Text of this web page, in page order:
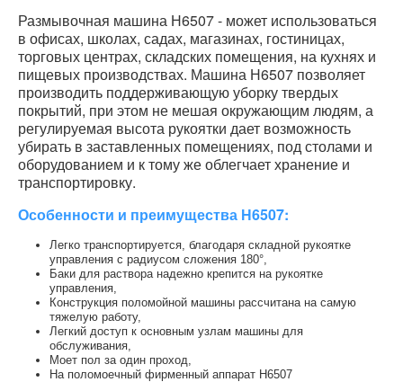
Размывочная машина Н6507 - может использоваться
в офисах, школах, садах, магазинах, гостиницах,
торговых центрах, складских помещения, на кухнях и
пищевых производствах. Машина Н6507 позволяет
производить поддерживающую уборку твердых
покрытий, при этом не мешая окружающим людям, а
регулируемая высота рукоятки дает возможность
убирать в заставленных помещениях, под столами и
оборудованием и к тому же облегчает хранение и
транспортировку.
Особенности и преимущества Н6507:
Легко транспортируется, благодаря складной рукоятке
управления с радиусом сложения 180°,
Баки для раствора надежно крепится на рукоятке
управления,
Конструкция поломойной машины рассчитана на самую
тяжелую работу,
Легкий доступ к основным узлам машины для
обслуживания,
Моет пол за один проход,
На поломоечный фирменный аппарат Н6507